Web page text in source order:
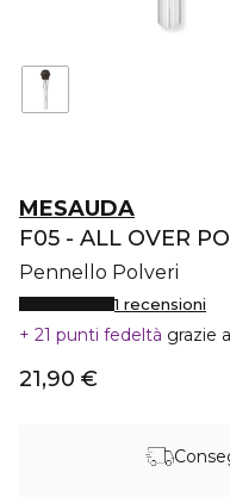
MESAUDA
F05 - ALL OVER
Pennello Polveri
1 recensioni
21 punti fedeltà grazie
21,90 €